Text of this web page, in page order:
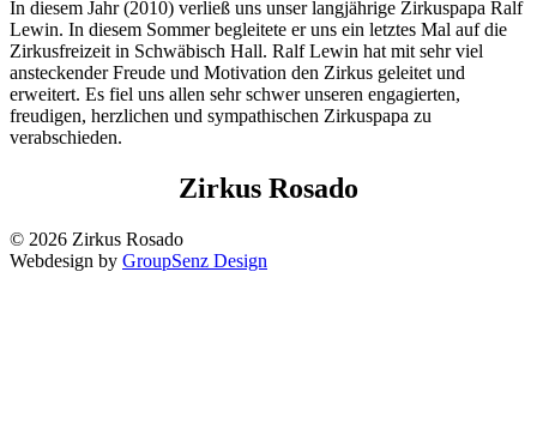
In diesem Jahr (2010) verließ uns unser langjährige Zirkuspapa Ralf
Lewin. In diesem Sommer begleitete er uns ein letztes Mal auf die
Zirkusfreizeit in Schwäbisch Hall. Ralf Lewin hat mit sehr viel
ansteckender Freude und Motivation den Zirkus geleitet und
erweitert. Es fiel uns allen sehr schwer unseren engagierten,
freudigen, herzlichen und sympathischen Zirkuspapa zu
verabschieden.
Zirkus Rosado
© 2026 Zirkus Rosado
Webdesign by GroupSenz Design